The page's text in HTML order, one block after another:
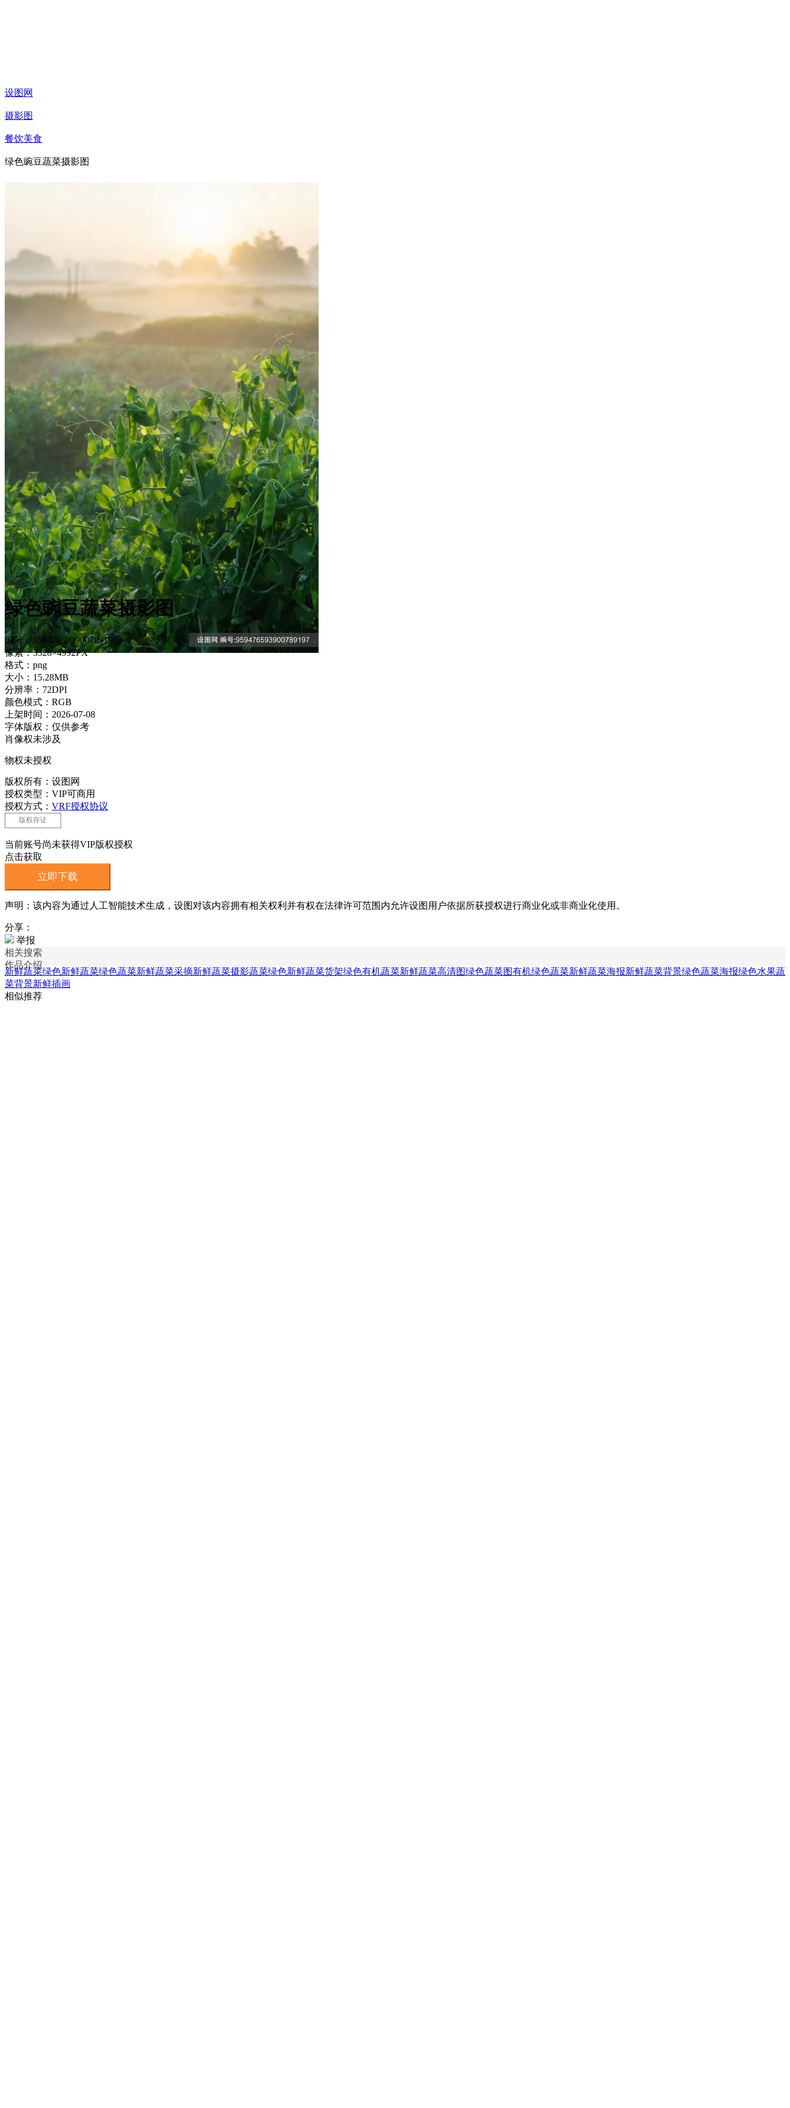
设图网
摄影图
餐饮美食
绿色豌豆蔬菜摄影图
绿色豌豆蔬菜摄影图
编号：959476593900789197
像素：3328×4992PX
格式：png
大小：15.28MB
分辨率：72DPI
颜色模式：RGB
上架时间：2026-07-08
字体版权：仅供参考
肖像权未涉及
物权未授权
版权所有：设图网
授权类型：VIP可商用
授权方式： VRF授权协议
版权存证
当前账号尚未获得VIP版权授权
点击获取
立即下载
声明：该内容为通过人工智能技术生成，设图对该内容拥有相关权利并有权在法律许可范围内允许设图用户依据所获授权进行商业化或非商业化使用。
分享：
举报
相关搜索
作品介绍
新鲜蔬菜绿色新鲜蔬菜绿色蔬菜新鲜蔬菜采摘新鲜蔬菜摄影蔬菜绿色新鲜蔬菜货架绿色有机蔬菜新鲜蔬菜高清图绿色蔬菜图有机绿色蔬菜新鲜蔬菜海报新鲜蔬菜背景绿色蔬菜海报绿色水果蔬
菜背景新鲜插画
相似推荐